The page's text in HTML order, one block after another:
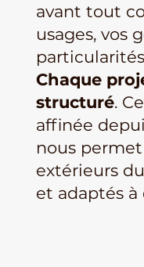
avant tout
usages, vos
Chaque
structuré.
affinée
nous
extérieurs
et adaptés